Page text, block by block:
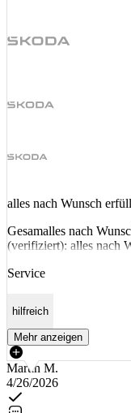
alles nach Wunsch
Gesamalles nach
(verifiziert): alles nach
Service
hilfreich
Mehr anzeigen
Martin M.
4/26/2026